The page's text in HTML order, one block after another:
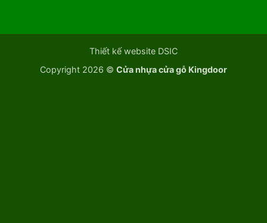
Thiết kế website DSIC
Copyright 2026 © Cửa nhựa cửa gỗ Kingdoor